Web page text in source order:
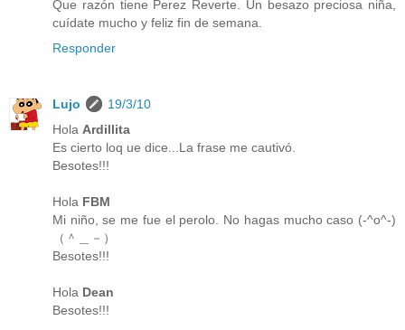
Que razón tiene Perez Reverte. Un besazo preciosa niña,
cuídate mucho y feliz fin de semana.
Responder
Lujo
19/3/10
Hola Ardillita
Es cierto loq ue dice...La frase me cautivó.
Besotes!!!
Hola FBM
Mi niño, se me fue el perolo. No hagas mucho caso (-^o^-)
（＾＿－）
Besotes!!!
Hola Dean
Besotes!!!